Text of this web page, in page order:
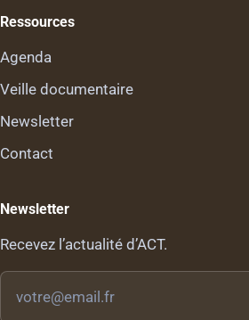
Ressources
Agenda
Veille documentaire
Newsletter
Contact
Newsletter
Recevez l’actualité d’ACT.
email